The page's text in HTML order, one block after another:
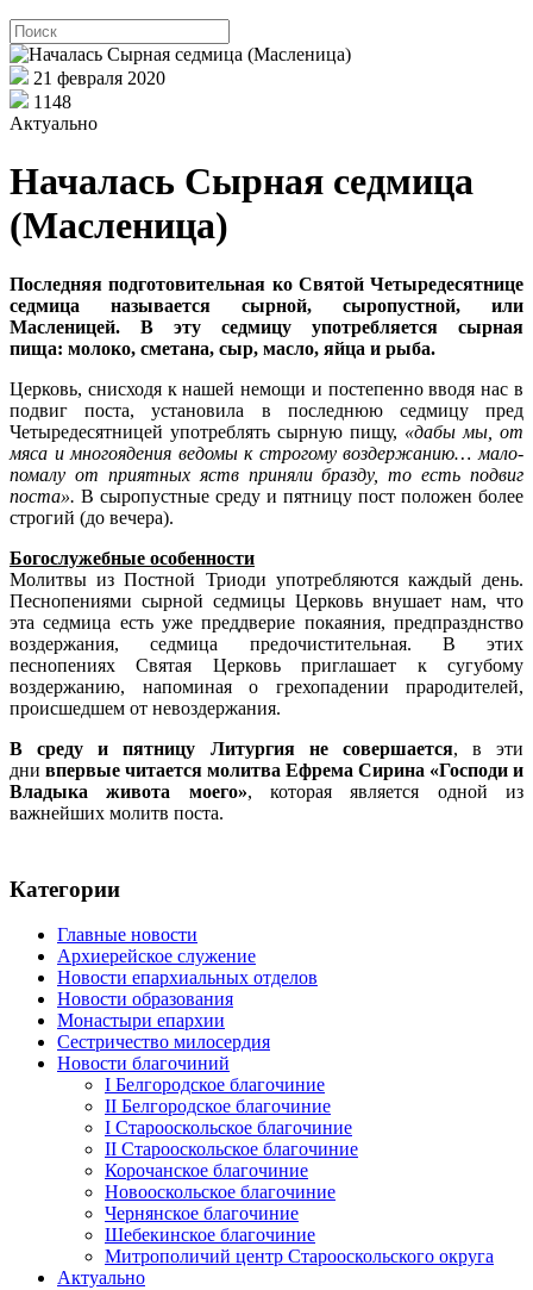
21 февраля 2020
1148
Актуально
Началась Сырная седмица
(Масленица)
Последняя подготовительная ко Святой Четыредесятнице
седмица называется сырной, сыропустной, или
Масленицей. В эту седмицу употребляется сырная
пища: молоко, сметана, сыр, масло, яйца и рыба.
Церковь, снисходя к нашей немощи и постепенно вводя нас в
подвиг поста, установила в последнюю седмицу пред
Четыредесятницей употреблять сырную пищу, «дабы мы, от
мяса и многоядения ведомы к строгому воздержанию… мало-
помалу от приятных яств приняли бразду, то есть подвиг
поста». В сыропустные среду и пятницу пост положен более
строгий (до вечера).
Богослужебные особенности
Молитвы из Постной Триоди употребляются каждый день.
Песнопениями сырной седмицы Церковь внушает нам, что
эта седмица есть уже преддверие покаяния, предпразднство
воздержания, седмица предочистительная. В этих
песнопениях Святая Церковь приглашает к сугубому
воздержанию, напоминая о грехопадении прародителей,
происшедшем от невоздержания.
В среду и пятницу Литургия не совершается, в эти
дни впервые читается молитва Ефрема Сирина «Господи и
Владыка живота моего», которая является одной из
важнейших молитв поста.
Категории
Главные новости
Архиерейское служение
Новости епархиальных отделов
Новости образования
Монастыри епархии
Сестричество милосердия
Новости благочиний
I Белгородское благочиние
II Белгородское благочиние
I Старооскольское благочиние
II Старооскольское благочиние
Корочанское благочиние
Новооскольское благочиние
Чернянское благочиние
Шебекинское благочиние
Митрополичий центр Старооскольского округа
Актуально